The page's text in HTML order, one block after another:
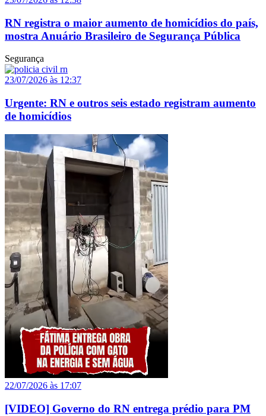
RN registra o maior aumento de homicídios do país,
mostra Anuário Brasileiro de Segurança Pública
Segurança
23/07/2026 às 12:37
Urgente: RN e outros seis estado registram aumento
de homicídios
22/07/2026 às 17:07
[VIDEO] Governo do RN entrega prédio para PM